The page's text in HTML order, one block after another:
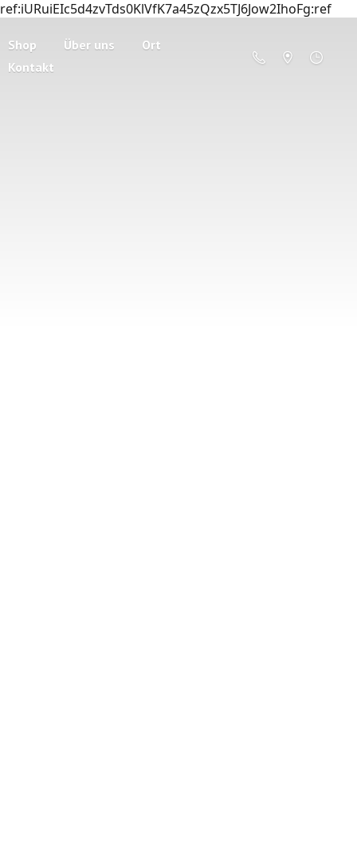
ref:iURuiEIc5d4zvTds0KlVfK7a45zQzx5TJ6Jow2IhoFg:ref
Shop Über uns
Ort
Kontakt